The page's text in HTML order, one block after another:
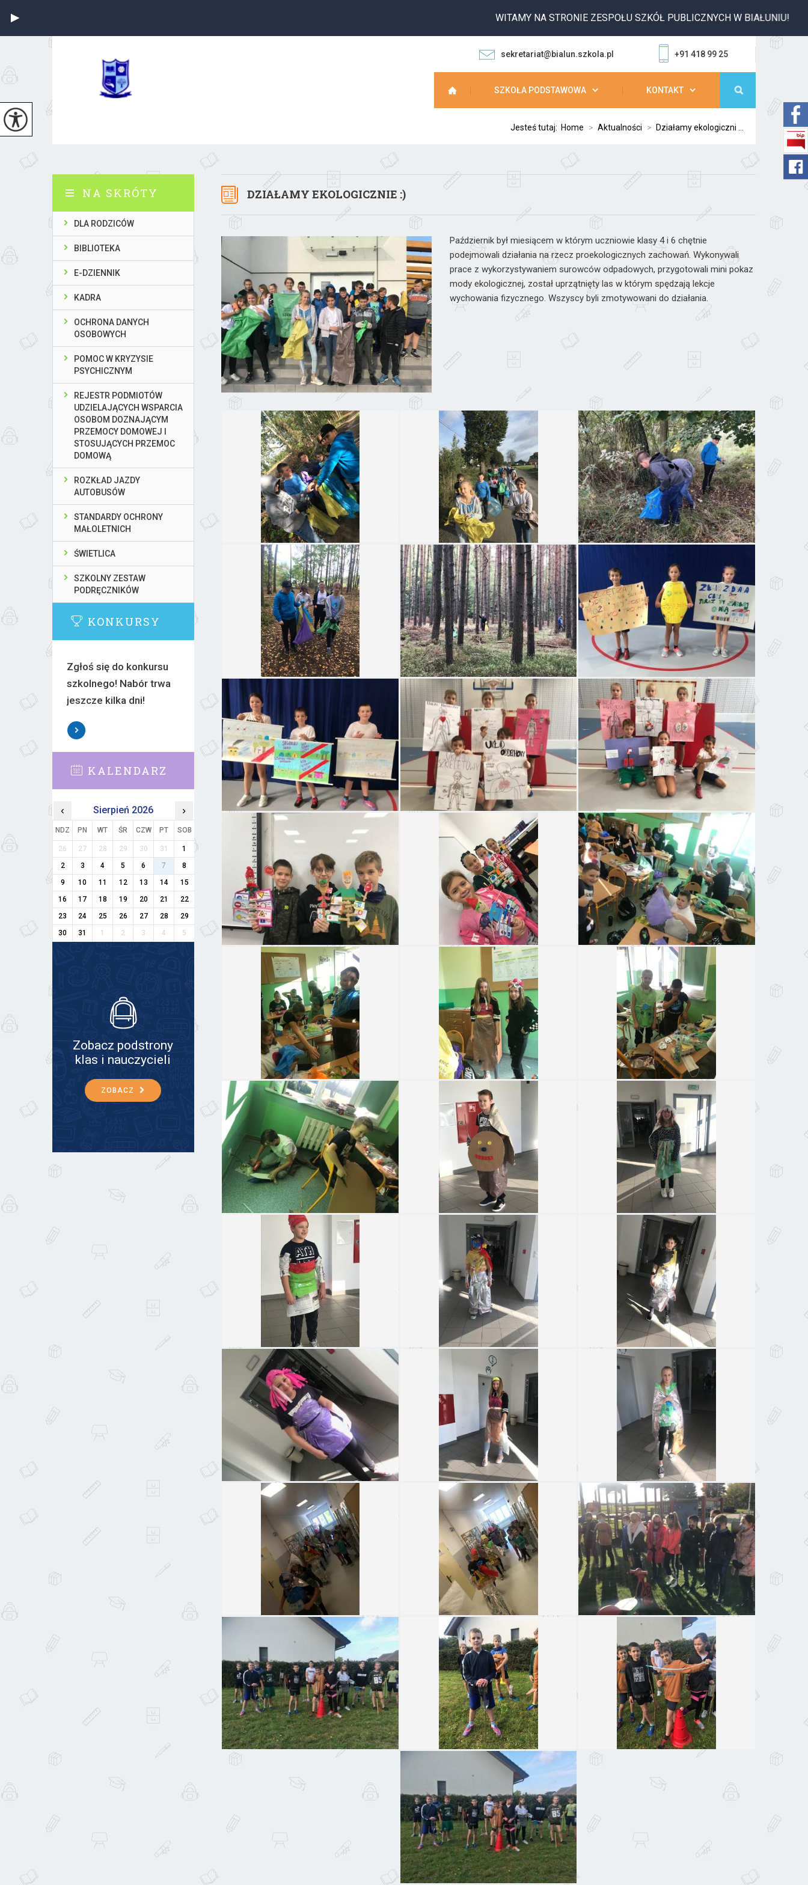
WITAMY NA STRONIE ZESPOŁU SZKÓŁ PUBLICZNYCH W BIAŁUNIU!
sekretariat@bialun.szkola.pl +91 418 99 25
SZKOŁA PODSTAWOWA KONTAKT
Jesteś tutaj: Home > Aktualności > Działamy ekologiczni ...
DZIAŁAMY EKOLOGICZNIE :)
Październik był miesiącem w którym uczniowie klasy 4 i 6 chętnie
podejmowali działania na rzecz proekologicznych zachowań. Wykonywali
prace z wykorzystywaniem surowców odpadowych, przygotowali mini pokaz
mody ekologicznej, został uprzątnięty las w którym spędzają lekcje
wychowania fizycznego. Wszyscy byli zmotywowani do działania.
NA SKRÓTY
DLA RODZICÓW
BIBLIOTEKA
E-DZIENNIK
KADRA
OCHRONA DANYCH
OSOBOWYCH
POMOC W KRYZYSIE
PSYCHICZNYM
REJESTR PODMIOTÓW
UDZIELAJĄCYCH WSPARCIA
OSOBOM DOZNAJĄCYM
PRZEMOCY DOMOWEJ I
STOSUJĄCYCH PRZEMOC
DOMOWĄ
ROZKŁAD JAZDY
AUTOBUSÓW
STANDARDY OCHRONY
MAŁOLETNICH
ŚWIETLICA
SZKOLNY ZESTAW
PODRĘCZNIKÓW
KONKURSY
Zgłoś się do konkursu
szkolnego! Nabór trwa
jeszcze kilka dni!
KALENDARZ
‹ Sierpień 2026 ›
NDZ PN WT ŚR CZW PT SOB
26 27 28 29 30 31
1
2
3 4 5 6 7
8
9
10 11 12 13 14
15
16
17 18 19 20 21
22
23
24 25 26 27 28
29
30
31 1 2 3 4 5
Zobacz podstrony
klas i nauczycieli
ZOBACZ